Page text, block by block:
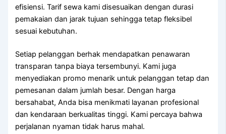
efisiensi. Tarif sewa kami disesuaikan dengan durasi
pemakaian dan jarak tujuan sehingga tetap fleksibel
sesuai kebutuhan.
Setiap pelanggan berhak mendapatkan penawaran
transparan tanpa biaya tersembunyi. Kami juga
menyediakan promo menarik untuk pelanggan tetap dan
pemesanan dalam jumlah besar. Dengan harga
bersahabat, Anda bisa menikmati layanan profesional
dan kendaraan berkualitas tinggi. Kami percaya bahwa
perjalanan nyaman tidak harus mahal.